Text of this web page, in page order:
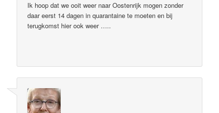
Ik hoop dat we ooit weer naar Oostenrijk mogen zonder
daar eerst 14 dagen in quarantaine te moeten en bij
terugkomst hier ook weer …..